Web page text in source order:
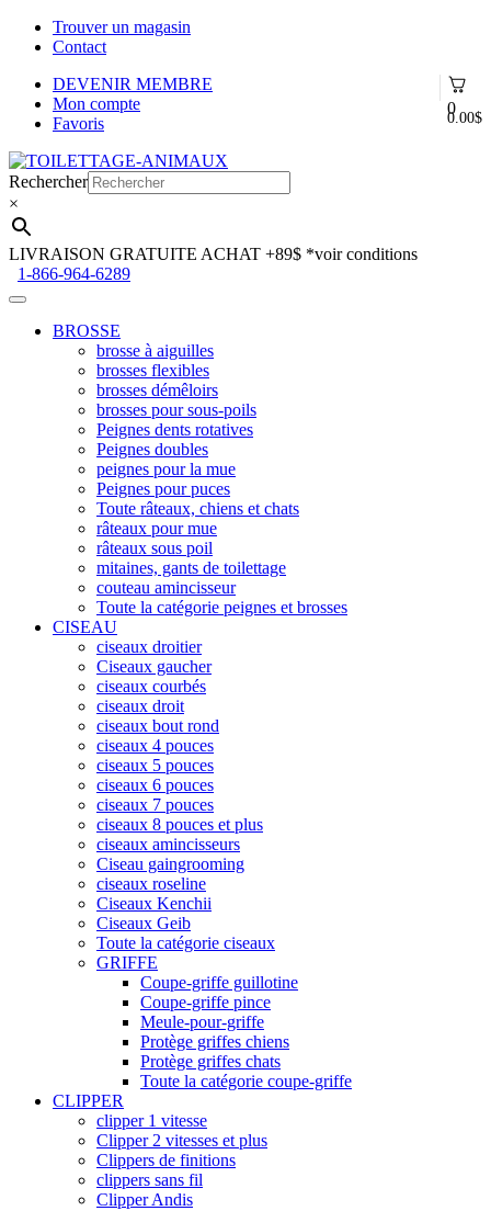
Trouver un magasin
Contact
0
0.00$
DEVENIR MEMBRE
Mon compte
Favoris
Aller
à
la
navigation
Aller
au
contenu
Rechercher
×
LIVRAISON GRATUITE ACHAT +89$ *voir conditions
1-866-964-6289
BROSSE
brosse à aiguilles
brosses flexibles
brosses démêloirs
brosses pour sous-poils
Peignes dents rotatives
Peignes doubles
peignes pour la mue
Peignes pour puces
Toute râteaux, chiens et chats
râteaux pour mue
râteaux sous poil
mitaines, gants de toilettage
couteau amincisseur
Toute la catégorie peignes et brosses
CISEAU
ciseaux droitier
Ciseaux gaucher
ciseaux courbés
ciseaux droit
ciseaux bout rond
ciseaux 4 pouces
ciseaux 5 pouces
ciseaux 6 pouces
ciseaux 7 pouces
ciseaux 8 pouces et plus
ciseaux amincisseurs
Ciseau gaingrooming
ciseaux roseline
Ciseaux Kenchii
Ciseaux Geib
Toute la catégorie ciseaux
GRIFFE
Coupe-griffe guillotine
Coupe-griffe pince
Meule-pour-griffe
Protège griffes chiens
Protège griffes chats
Toute la catégorie coupe-griffe
CLIPPER
clipper 1 vitesse
Clipper 2 vitesses et plus
Clippers de finitions
clippers sans fil
Clipper Andis